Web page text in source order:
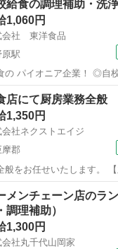
学校（株式会社東洋食品
給食の調理補助・洗浄
1,060円
会社 東洋食品
原駅
企業！ ◎自校調理方式243校以上/
まで 全国の子ど
あたり「150万食以上」
上野原駅 その他
店にて厨房業務全般
1,350円
会社ネクストエイジ
摩郡
たします。 【主な業務内容】 厨房
理補助。 慣れてきたら製
払い・週払
メンチェーン店のラ
調理補助）
1,300円
会社丸千代山岡家